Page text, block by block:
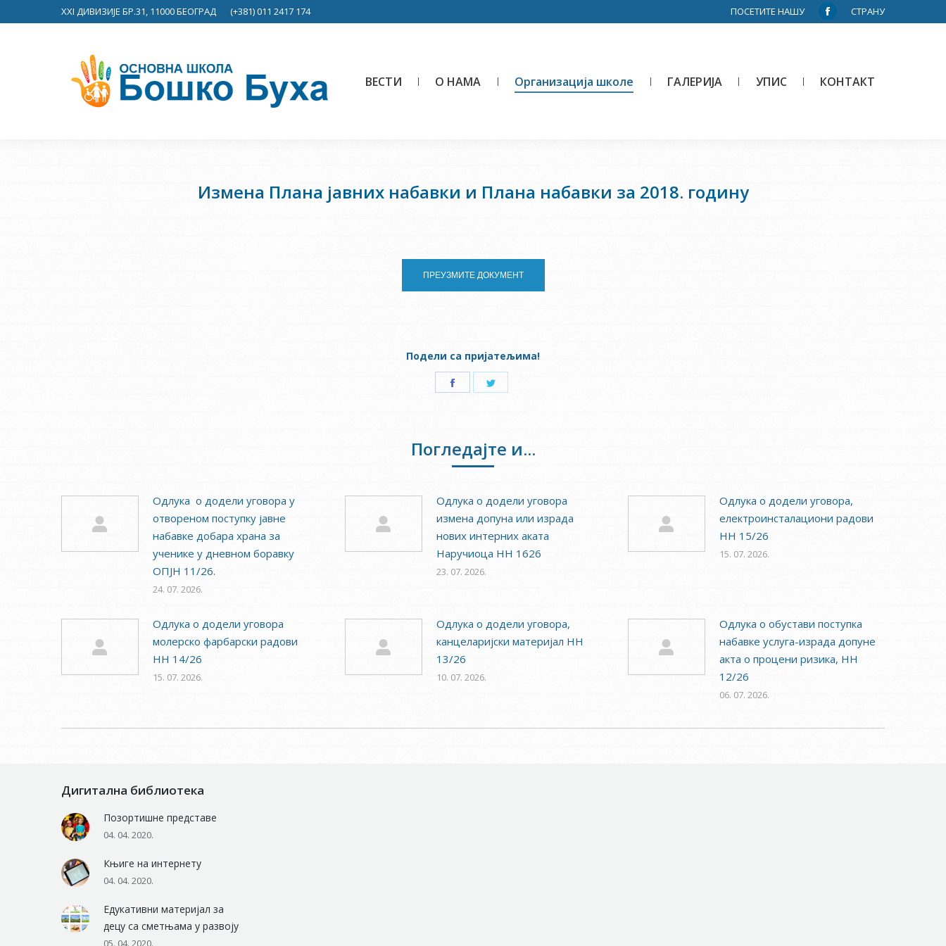
XXI ДИВИЗИЈЕ БР.31, 11000 БЕОГРАД (+381) 011 2417 174 ПОСЕТИТЕ НАШУ
Facebook
in
СТРАНУ
ВЕСТИ О НАМА Организација школе ГАЛЕРИЈА УПИС КОНТАКТ
Измена Плана јавних набавки и Плана набавки за 2018. годину
ПРЕУЗМИТЕ ДОКУМЕНТ
Подели са пријатељима!
Share
Погледајте и...
Одлука о додели уговора у
отвореном поступку јавне
набавке добара храна за
ученике у дневном боравку
ОПЈН 11/26.
24. 07. 2026.
Одлука о додели уговора
измена допуна или израда
нових интерних аката
Наручиоца НН 1626
23. 07. 2026.
Одлука о додели уговора,
електроинсталациони радови
НН 15/26
15. 07. 2026.
Одлука о додели уговора
молерско фарбарски радови
НН 14/26
15. 07. 2026.
Одлука о додели уговора,
канцеларијски материјал НН
13/26
10. 07. 2026.
Одлука о обустави поступка
набавке услуга-израда допуне
акта о процени ризика, НН
12/26
06. 07. 2026.
Дигитална библиотека
Позортишне представе
04. 04. 2020.
Књиге на интернету
04. 04. 2020.
Едукативни материјал за
децу са сметњама у развоју
05. 04. 2020.